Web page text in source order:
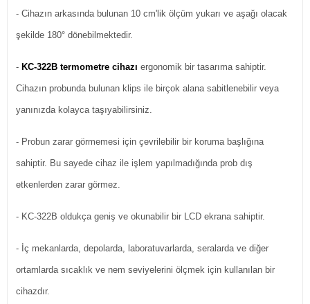
- Cihazın arkasında bulunan 10 cm'lik ölçüm yukarı ve aşağı olacak
şekilde 180° dönebilmektedir.
- KC-322B termometre cihazı ergonomik bir tasarıma sahiptir.
Cihazın probunda bulunan klips ile birçok alana sabitlenebilir veya
yanınızda kolayca taşıyabilirsiniz.
- Probun zarar görmemesi için çevrilebilir bir koruma başlığına
sahiptir. Bu sayede cihaz ile işlem yapılmadığında prob dış
etkenlerden zarar görmez.
- KC-322B oldukça geniş ve okunabilir bir LCD ekrana sahiptir.
- İç mekanlarda, depolarda, laboratuvarlarda, seralarda ve diğer
ortamlarda sıcaklık ve nem seviyelerini ölçmek için kullanılan bir
cihazdır.